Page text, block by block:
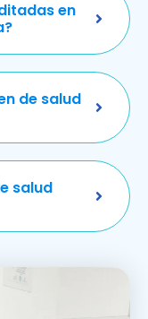
en
de salud
salud